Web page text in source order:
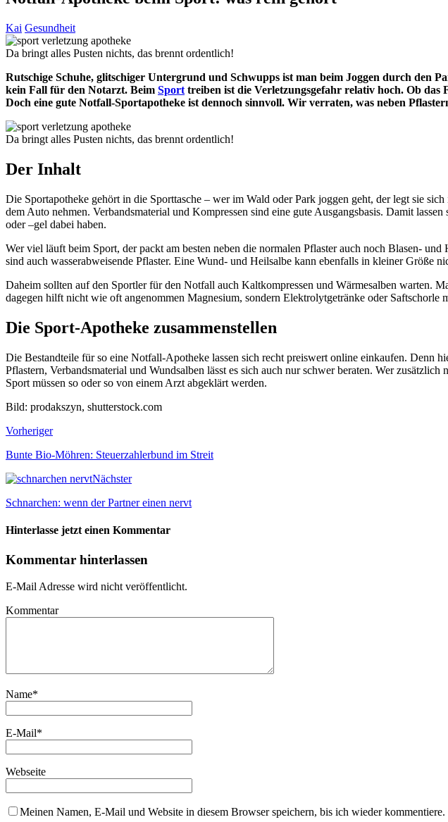
Kai Gesundheit
Da bringt alles Pusten nichts, das brennt ordentlich!
Rutschige Schuhe, glitschiger Untergrund und Schwupps ist man beim Joggen durch den
kein Fall für den Notarzt. Beim Sport treiben ist die Verletzungsgefahr relativ hoch. Ob
Doch eine gute Notfall-Sportapotheke ist dennoch sinnvoll. Wir verraten, was neben
Da bringt alles Pusten nichts, das brennt ordentlich!
Der Inhalt
Die Sportapotheke gehört in die Sporttasche – wer im Wald oder Park joggen geht, der legt sie
dem Auto nehmen. Verbandsmaterial und Kompressen sind eine gute Ausgangsbasis. Damit
oder –gel dabei haben.
Wer viel läuft beim Sport, der packt am besten neben die normalen Pflaster auch noch Blasen-
sind auch wasserabweisende Pflaster. Eine Wund- und Heilsalbe kann ebenfalls in kleiner Größe
Daheim sollten auf den Sportler für den Notfall auch Kaltkompressen und Wärmesalben warten.
dagegen hilft nicht wie oft angenommen Magnesium, sondern Elektrolytgetränke oder Saftschorle
Die Sport-Apotheke zusammenstellen
Die Bestandteile für so eine Notfall-Apotheke lassen sich recht preiswert online einkaufen. Denn
Pflastern, Verbandsmaterial und Wundsalben lässt es sich auch nur schwer beraten. Wer
Sport müssen so oder so von einem Arzt abgeklärt werden.
Bild: prodakszyn, shutterstock.com
Vorheriger
Bunte Bio-Möhren: Steuerzahlerbund im Streit
Nächster
Schnarchen: wenn der Partner einen nervt
Hinterlasse jetzt einen Kommentar
Kommentar hinterlassen
E-Mail Adresse wird nicht veröffentlicht.
Kommentar
Name*
E-Mail*
Webseite
Meinen Namen, E-Mail und Website in diesem Browser speichern, bis ich wieder kommentiere.